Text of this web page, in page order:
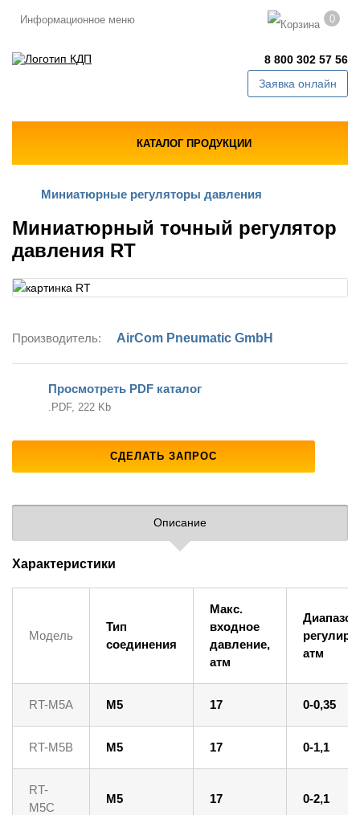
Информационное меню 0
8 800 302 57 56
Заявка онлайн
КАТАЛОГ ПРОДУКЦИИ
Миниатюрные регуляторы давления
Миниатюрный точный регулятор
давления RT
Производитель: AirCom Pneumatic GmbH
Просмотреть PDF каталог
.PDF, 222 Kb
СДЕЛАТЬ ЗАПРОС
Описание
Характеристики
Модель
Тип
соединения
Макс.
входное
давление,
атм
Диапазон
атм
RT-M5A M5 17 0-0,35
RT-M5B M5 17 0-1,1
RT-
M5C
M5 17 0-2,1